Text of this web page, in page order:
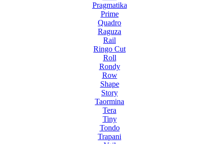
Pragmatika
Prime
Quadro
Raguza
Rail
Ringo Cut
Roll
Rondy
Row
Shape
Story
Taormina
Tera
Tiny
Tondo
Trapani